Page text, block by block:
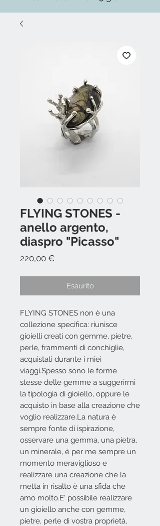
FLYING STONES -
anello argento,
diaspro "Picasso"
220,00 €
Esaurito
FLYING STONES non è una
collezione specifica: riunisce
gioielli creati con gemme, pietre,
perle, frammenti di conchiglie,
acquistati durante i miei
viaggi.Spesso sono le forme
stesse delle gemme a suggerirmi
la tipologia di gioiello, oppure le
acquisto in base alla creazione che
voglio realizzare.La natura è
sempre fonte di ispirazione,
osservare una gemma, una pietra,
un minerale, è per me sempre un
momento meraviglioso e
realizzare una creazione che la
metta in risalto è una sfida che
amo molto.E' possibile realizzare
un gioiello anche con gemme,
pietre, perle di vostra proprietà,